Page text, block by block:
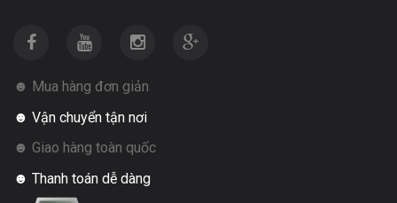
☻ Mua hàng đơn giản
☻ Vận chuyển tận nơi
☻ Giao hàng toàn quốc
☻ Thanh toán dễ dàng